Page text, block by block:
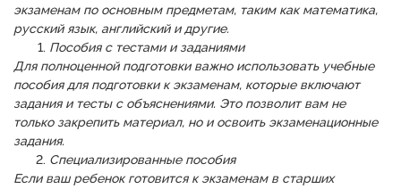
экзаменам по основным предметам, таким как математика,
русский язык, английский и другие.
Пособия с тестами и заданиями
Для полноценной подготовки важно использовать учебные
пособия для подготовки к экзаменам, которые включают
задания и тесты с объяснениями. Это позволит вам не
только закрепить материал, но и освоить экзаменационные
задания.
Специализированные пособия
Если ваш ребенок готовится к экзаменам в старших